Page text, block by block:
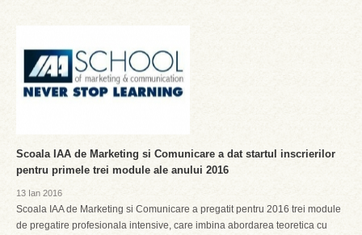
Scoala IAA de Marketing si Comunicare a dat startul inscrierilor
pentru primele trei module ale anului 2016
13 Ian 2016
Scoala IAA de Marketing si Comunicare a pregatit pentru 2016 trei module
de pregatire profesionala intensive, care imbina abordarea teoretica cu